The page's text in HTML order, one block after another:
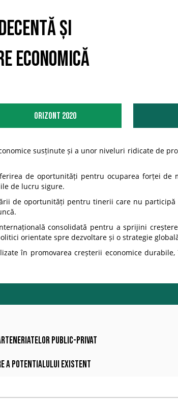
și
economică
Orizont 2020
susținute și a unor niveluri ridicate de
de oportunități pentru ocuparea forței
de lucru sigure.
de oportunități pentru tinerii care nu
consolidată pentru a sprijini
orientate spre dezvoltare și o strategie
în promovarea creșterii economice
public-privat
a potentialului existent